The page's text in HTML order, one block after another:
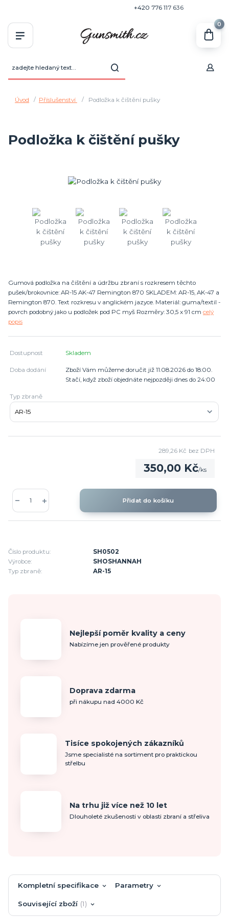
+420 776 117 636
0
Úvod Příslušenství Podložka k čištění pušky
Podložka k čištění pušky
Gumová podložka na čištění a údržbu zbraní s rozkresem těchto
pušek/brokovnice: AR-15 AK-47 Remington 870 SKLADEM: AR-15, AK-47 a
Remington 870. Text rozkresu v anglickém jazyce. Materiál: guma/textil -
povrch podobný jako u podložek pod PC myš Rozměry: 30,5 x 91 cm celý
popis
Dostupnost Skladem
Doba dodání
Zboží Vám můžeme doručit již 11.08.2026 do 18:00.
Stačí, když zboží objednáte nejpozději dnes do 24:00
Typ zbraně
350,00 Kč/ks
289,26 Kč bez DPH
Přidat do košíku
Číslo produktu:
SH0502
Výrobce:
SHOSHANNAH
Typ zbraně:
AR-15
Nejlepší poměr kvality a ceny
Nabízíme jen prověřené produkty
Doprava zdarma
při nákupu nad 4000 Kč
Tisíce spokojených zákazníků
Jsme specialisté na sortiment pro praktickou
střelbu
Na trhu již více než 10 let
Dlouholeté zkušenosti v oblasti zbraní a střeliva
Kompletní specifikace Parametry
Související zboží 1